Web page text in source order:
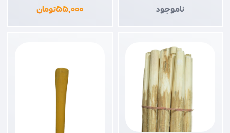
ناموجود ۵۵,۰۰۰تومان